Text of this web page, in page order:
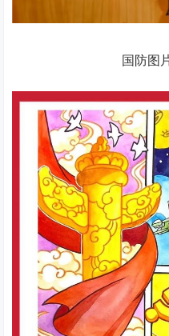
国防图